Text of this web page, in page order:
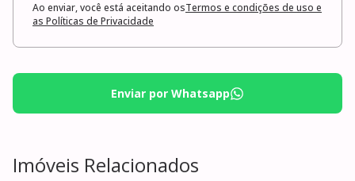
Ao enviar, você está aceitando osTermos e condições de uso e
as Políticas de Privacidade
Enviar por Whatsapp
Imóveis Relacionados